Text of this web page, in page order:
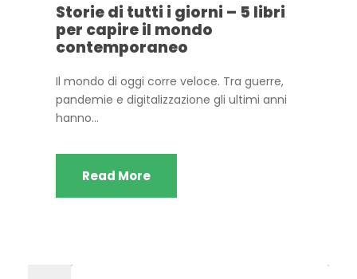
Storie di tutti i giorni – 5 libri
per capire il mondo
contemporaneo
Il mondo di oggi corre veloce. Tra guerre,
pandemie e digitalizzazione gli ultimi anni
hanno...
Read More